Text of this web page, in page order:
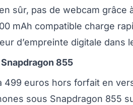
sûr, pas de webcam grâce
mAh compatible charge
d’empreinte digitale dans
855
499 euros hors forfait en
sous Snapdragon 855